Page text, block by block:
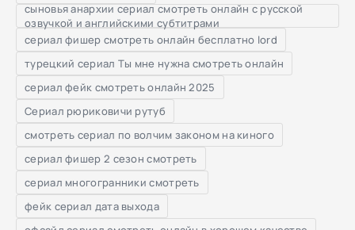
сыновья анархии сериал смотреть онлайн с русской
озвучкой и английскими субтитрами
сериал фишер смотреть онлайн бесплатно lord
турецкий сериал Ты мне нужна смотреть онлайн
сериал фейк смотреть онлайн 2025
Сериал рюриковичи рутуб
смотреть сериал по волчим законом на киного
сериал фишер 2 сезон смотреть
сериал многогранники смотреть
фейк сериал дата выхода